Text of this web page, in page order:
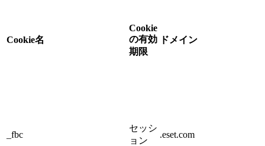
Cookie名
Cookie
の有効
期限
ドメイン
_fbc
セッシ
ョン
.eset.com